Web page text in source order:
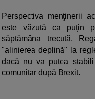
Perspectiva menţinerii
este văzută ca puţin
săptămâna trecută,
"alinierea deplină" la
dacă nu va putea
comunitar după Brexit.